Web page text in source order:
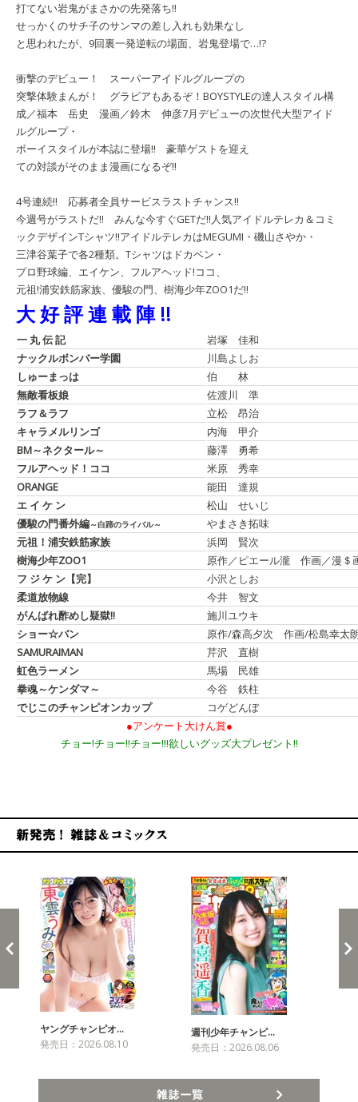
打てない岩鬼がまさかの先発落ち!!
せっかくのサチ子のサンマの差し入れも効果なし
と思われたが、9回裏一発逆転の場面、岩鬼登場で…!?
衝撃のデビュー！ スーパーアイドルグループの
突撃体験まんが！ グラビアもあるぞ！ BOYSTYLEの達人スタイル構
成／福本 岳史 漫画／鈴木 伸彦7月デビューの次世代大型アイド
ルグループ・
ボーイスタイルが本誌に登場!! 豪華ゲストを迎え
ての対談がそのまま漫画になるぞ!!
4号連続!! 応募者全員サービスラストチャンス!!
今週号がラストだ!! みんな今すぐGETだ!!人気アイドルテレカ＆ コミ
ックデザインTシャツ!!アイドルテレカはMEGUMI・磯山さやか・
三津谷葉子で各2種類。Tシャツはドカベン・
プロ野球編、エイケン、フルアヘッド!ココ、
元祖!浦安鉄筋家族、優駿の門、樹海少年ZOO1だ!!
大 好 評 連 載 陣 !!
一 丸 伝 記
岩塚 佳和
ナックルボンバー学園
川島よしお
しゅーまっは
伯 林
無敵看板娘
佐渡川 準
ラフ＆ラフ
立松 昂治
キャラメルリンゴ
内海 甲介
BM～ネクタール～
藤澤 勇希
フルアヘッド！ココ
米原 秀幸
ORANGE
能田 達規
エ イ ケ ン
松山 せいじ
優駿の門番外編～白蹄のライバル～
やまさき拓味
元祖！浦安鉄筋家族
浜岡 賢次
樹海少年ZOO1
原作／ピエール瀧 作画／漫＄
フ ジ ケ ン【完】
小沢としお
柔道放物線
今井 智文
がんばれ酢めし疑獄!!
施川ユウキ
ショー☆バン
原作/森高夕次 作画/松島幸太
SAMURAIMAN
芹沢 直樹
虹色ラーメン
馬場 民雄
拳魂～ケンダマ～
今谷 鉄柱
でじこのチャンピオンカップ
コゲどんぼ
●アンケート大けん賞●
チョー!チョー!!チョー!!!欲しいグッズ大プレゼント!!
ヤングチャンピオ…
発売日：2026.08.10
週刊少年チャンピ…
発売日：2026.08.06